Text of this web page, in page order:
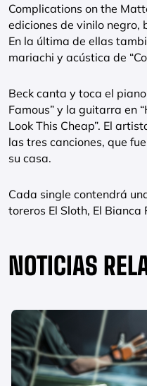
Complications on the
ediciones de vinilo negro,
En la última de ellas
mariachi y acústica de
Beck canta y toca el
Famous” y la guitarra en
Look This Cheap”. El
las tres canciones, que
su casa.
Cada single contendrá
toreros El Sloth, El Bianca
NOTICIAS